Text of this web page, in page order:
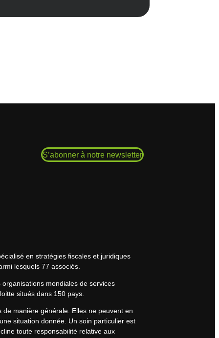
S’abonner à notre newsletter
en stratégies fiscales et juridiques
lesquels 77 associés.
mondiales de services
situés dans 150 pays.
manière générale. Elles ne peuvent en
situation donnée. Un soin particulier est
toute responsabilité relative aux